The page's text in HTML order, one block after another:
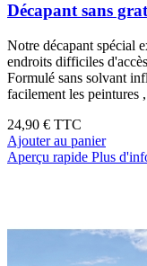
Décapant sans
Notre décapant spécial
endroits difficiles
Formulé sans solvant
facilement les peintures
24,90 € TTC
Ajouter au panier
Aperçu rapide Plus